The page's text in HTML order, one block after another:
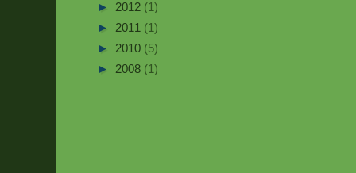
► 2012 (1)
► 2011 (1)
► 2010 (5)
► 2008 (1)